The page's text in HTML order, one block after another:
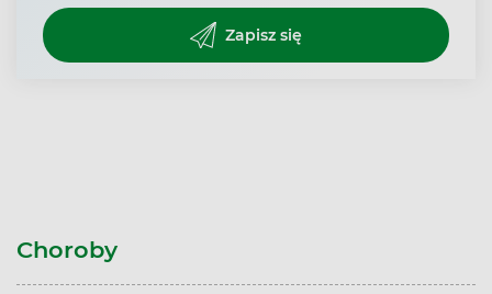
Zapisz się
Choroby